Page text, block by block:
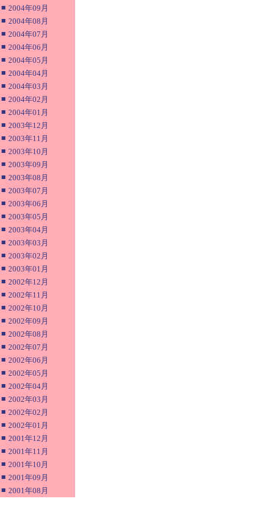
■ 2004年09月
■ 2004年08月
■ 2004年07月
■ 2004年06月
■ 2004年05月
■ 2004年04月
■ 2004年03月
■ 2004年02月
■ 2004年01月
■ 2003年12月
■ 2003年11月
■ 2003年10月
■ 2003年09月
■ 2003年08月
■ 2003年07月
■ 2003年06月
■ 2003年05月
■ 2003年04月
■ 2003年03月
■ 2003年02月
■ 2003年01月
■ 2002年12月
■ 2002年11月
■ 2002年10月
■ 2002年09月
■ 2002年08月
■ 2002年07月
■ 2002年06月
■ 2002年05月
■ 2002年04月
■ 2002年03月
■ 2002年02月
■ 2002年01月
■ 2001年12月
■ 2001年11月
■ 2001年10月
■ 2001年09月
■ 2001年08月